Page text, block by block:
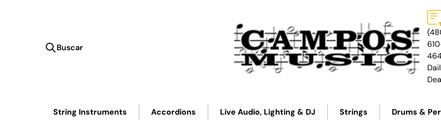
Buscar en nuestra tienda
Buscar
String Instruments Accordions Live Audio, Lighting & DJ Strings
Drums &